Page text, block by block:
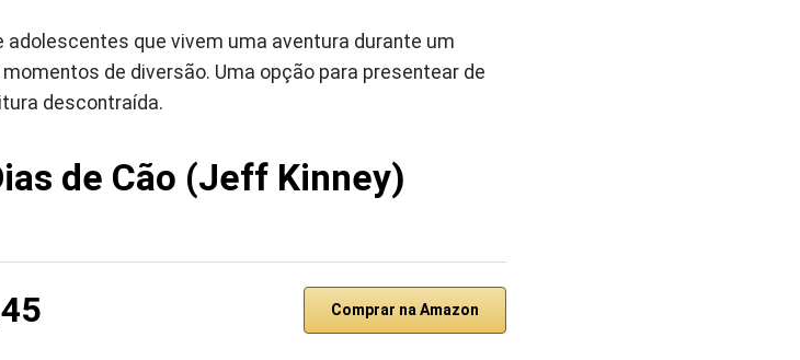
que vivem uma aventura durante um
de diversão. Uma opção para presentear de
descontraída.
de Cão (Jeff Kinney)
Comprar na Amazon